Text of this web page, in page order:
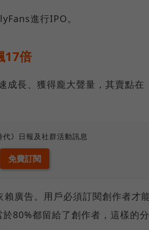
進行IPO。
17倍
成長、獲得龐大聲量，其賣點在
》日報及社群活動訊息
廣告。用戶必須訂閱創作者才
80%都留給了創作者，這樣的分